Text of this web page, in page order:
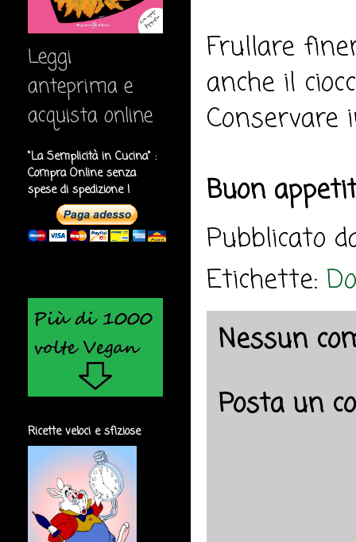
Frullare
anche il
Conservare
Buon
Pubblicato
Etichette:
Nessun
Posta un
Leggi
anteprima e
acquista online
"La Semplicità in Cucina" :
Compra Online senza
spese di spedizione !
Ricette veloci e sfiziose